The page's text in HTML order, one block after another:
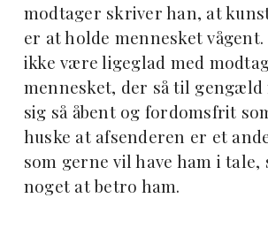
modtager skriver han, at
er at holde mennesket
ikke være ligeglad med
mennesket, der så til gengæld
sig så åbent og fordomsfrit
huske at afsenderen er et
som gerne vil have ham i tale,
noget at betro ham.